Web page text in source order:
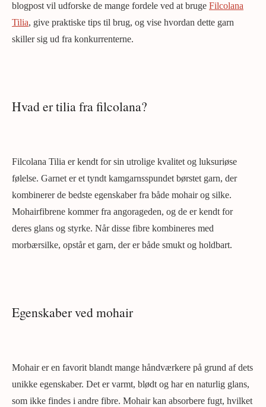
blogpost vil udforske de mange fordele ved at bruge Filcolana
Tilia, give praktiske tips til brug, og vise hvordan dette garn
skiller sig ud fra konkurrenterne.
Hvad er tilia fra filcolana?
Filcolana Tilia er kendt for sin utrolige kvalitet og luksuriøse
følelse. Garnet er et tyndt kamgarnsspundet børstet garn, der
kombinerer de bedste egenskaber fra både mohair og silke.
Mohairfibrene kommer fra angorageden, og de er kendt for
deres glans og styrke. Når disse fibre kombineres med
morbærsilke, opstår et garn, der er både smukt og holdbart.
Egenskaber ved mohair
Mohair er en favorit blandt mange håndværkere på grund af dets
unikke egenskaber. Det er varmt, blødt og har en naturlig glans,
som ikke findes i andre fibre. Mohair kan absorbere fugt, hvilket